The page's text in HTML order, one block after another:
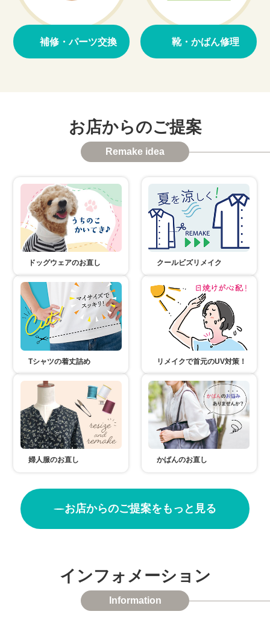
補修・パーツ交換 靴・かばん修理
お店からのご提案
Remake idea
ドッグウェアのお直し クールビズリメイク
Tシャツの着丈詰め リメイクで首元のUV対策！
婦人服のお直し かばんのお直し
お店からのご提案をもっと見る
インフォメーション
Information